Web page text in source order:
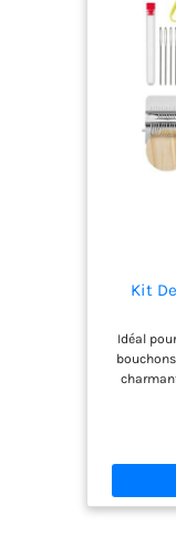
Kit
Idéal
cadeau
aiment
simplifie
et